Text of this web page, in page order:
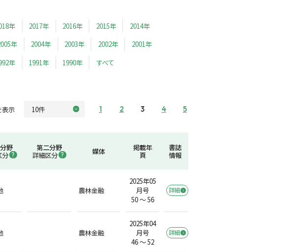
年 2017年 2016年 2015年
2014年
年 2004年 2003年 2002年
2001年
年 1991年 1990年 すべて
示 1 2 3 4 5
野
分
第二分野
詳細区分
媒体
掲載年
頁
書誌
情報
農林金融
2025年05
月号
50 ～ 56
詳細
農林金融
2025年04
月号
46 ～ 52
詳細